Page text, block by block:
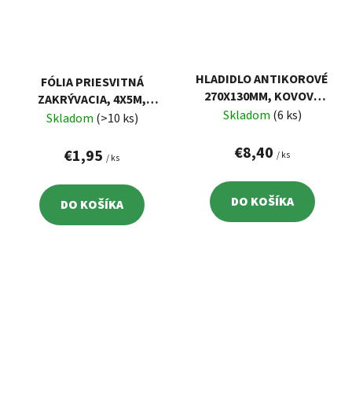
FÓLIA PRIESVITNÁ
ZAKRÝVACIA, 4X5M,
HRÚBKA 0,018MM
Skladom (>10 ks)
€1,95 / ks
DO KOŠÍKA
HLADIDLO ANTIKOROVÉ
270X130MM, KOVOVÁ
POGUMOVANÁ
Skladom (6 ks)
€8,40 / ks
DO KOŠÍKA